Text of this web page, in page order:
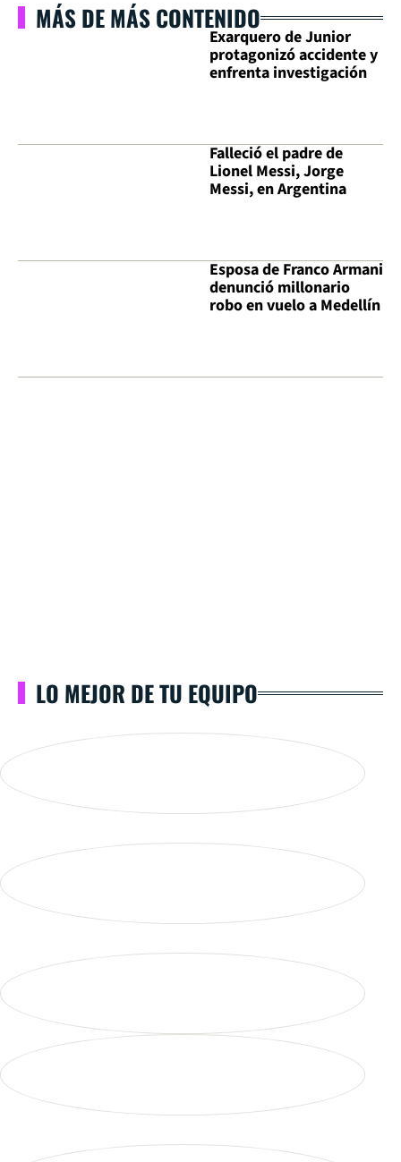
MÁS DE MÁS CONTENIDO
Exarquero de Junior
protagonizó accidente y
enfrenta investigación
Falleció el padre de
Lionel Messi, Jorge
Messi, en Argentina
Esposa de Franco Armani
denunció millonario
robo en vuelo a Medellín
LO MEJOR DE TU EQUIPO